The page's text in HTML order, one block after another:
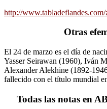
http://
Otras
El 24 de marzo es el día de
Yasser Seirawan (1960), Iván
Alexander Alekhine (1892-
fallecido con el título mundial
Todas las notas en